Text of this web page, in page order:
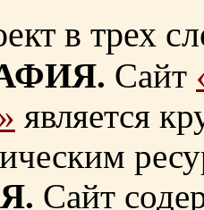
в трех
Сайт
является
Сайт